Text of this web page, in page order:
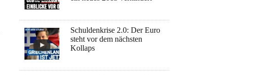
Schuldenkrise 2.0: Der Euro
steht vor dem nächsten
Kollaps